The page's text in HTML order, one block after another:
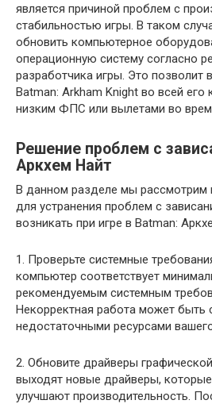
является причиной проблем с
стабильностью игры. В таком
обновить компьютерное
операционную систему согласно
разработчика игры. Это позволит
Batman: Arkham Knight во всей его
низким ФПС или вылетами во
Решение проблем с
Аркхем Найт
В данном разделе мы
для устранения проблем с
возникать при игре в Batman:
1. Проверьте системные
компьютер соответствует
рекомендуемым системным
Некорректная работа может быть
недостаточными ресурсами
2. Обновите драйверы
выходят новые драйверы,
улучшают производительность.